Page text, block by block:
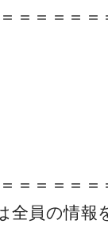
＝＝＝＝
＝＝＝＝
全員の情報